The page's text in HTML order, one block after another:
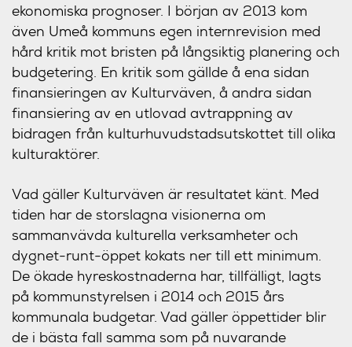
ekonomiska prognoser. I början av 2013 kom
även Umeå kommuns egen internrevision med
hård kritik mot bristen på långsiktig planering och
budgetering. En kritik som gällde å ena sidan
finansieringen av Kulturväven, å andra sidan
finansiering av en utlovad avtrappning av
bidragen från kulturhuvudstadsutskottet till olika
kulturaktörer.
Vad gäller Kulturväven är resultatet känt. Med
tiden har de storslagna visionerna om
sammanvävda kulturella verksamheter och
dygnet-runt-öppet kokats ner till ett minimum.
De ökade hyreskostnaderna har, tillfälligt, lagts
på kommunstyrelsen i 2014 och 2015 års
kommunala budgetar. Vad gäller öppettider blir
de i bästa fall samma som på nuvarande